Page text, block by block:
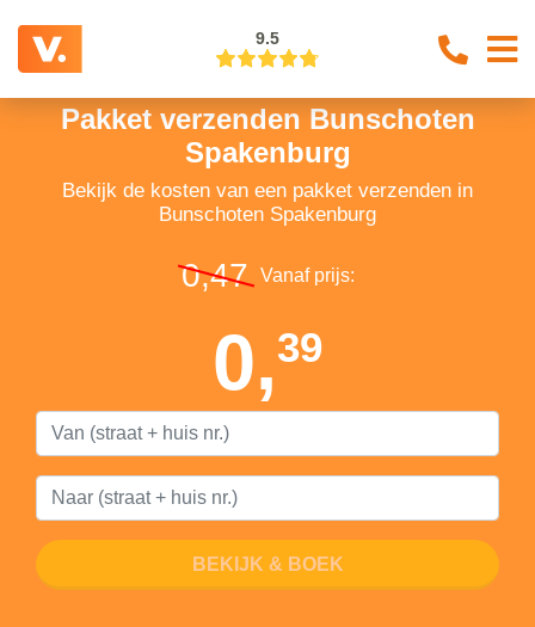
9.5
Pakket verzenden Bunschoten
Spakenburg
Bekijk de kosten van een pakket verzenden in
Bunschoten Spakenburg
0,47 Vanaf prijs:
0,39
BEKIJK & BOEK